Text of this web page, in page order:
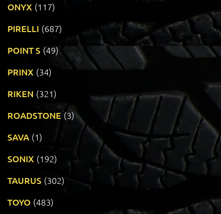
ONYX (117)
PIRELLI (687)
POINT S (49)
PRINX (34)
RIKEN (321)
ROADSTONE (3)
SAVA (1)
SONIX (192)
TAURUS (302)
TOYO (483)